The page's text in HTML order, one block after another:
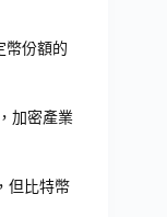
幣份額的
加密產業
但比特幣